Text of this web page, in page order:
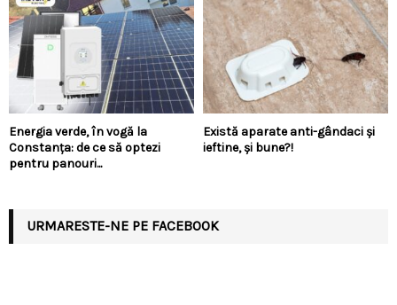
Energia verde, în vogă la
Constanța: de ce să optezi
pentru panouri...
Există aparate anti-gândaci și
ieftine, și bune?!
URMARESTE-NE PE FACEBOOK